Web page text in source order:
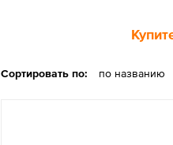
Сортировать по: по названию